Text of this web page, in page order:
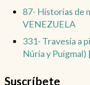
87- Historias de
VENEZUELA
331- Travesía a
Núria y Puigmal)
Suscríbete